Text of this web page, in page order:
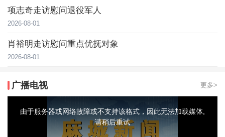
项志奇走访慰问退役军人
2026-08-01
肖裕明走访慰问重点优抚对象
2026-08-01
广播电视 更多>
modal由于服务器或网络故障或不支持该格式，因此无法加载媒体,
请稍后重试